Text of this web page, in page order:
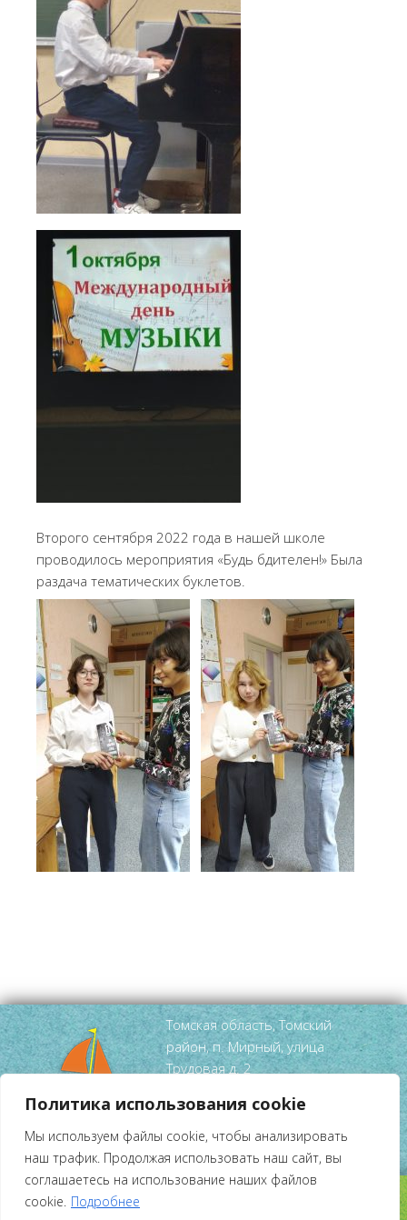
Политика использования cookie
Мы используем файлы cookie, чтобы анализировать
наш трафик. Продолжая использовать наш сайт, вы
соглашаетесь на использование наших файлов
cookie. Подробнее
Второго сентября 2022 года в нашей школе
проводилось мероприятия «Будь бдителен!» Была
раздача тематических буклетов.
Томская область, Томский
район, п. Мирный, улица
Трудовая д. 2
тел/факс(3822) 95 52 99
mirniy-
dshi@tomsky.gov70.ru